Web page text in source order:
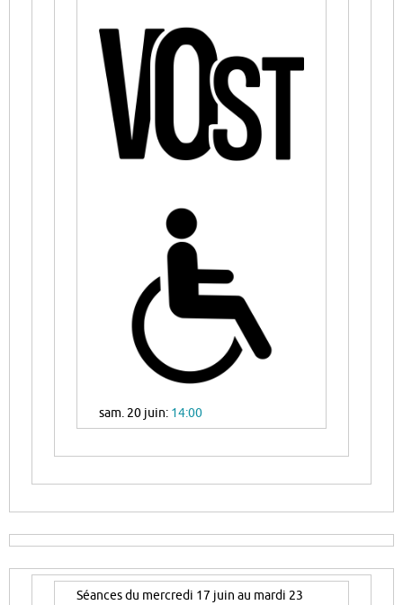
sam. 20 juin: 14:00
Séances du mercredi 17 juin au mardi 23